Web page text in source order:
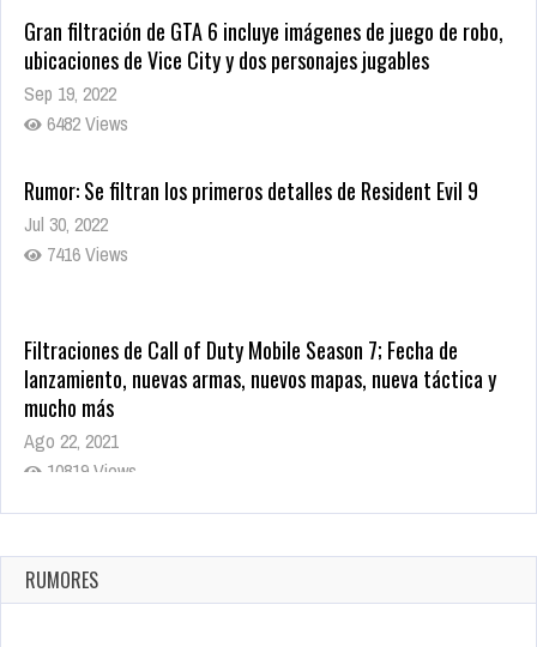
Gran filtración de GTA 6 incluye imágenes de juego de robo,
ubicaciones de Vice City y dos personajes jugables
Sep 19, 2022
6482 Views
Rumor: Se filtran los primeros detalles de Resident Evil 9
Jul 30, 2022
7416 Views
Filtraciones de Call of Duty Mobile Season 7; Fecha de
lanzamiento, nuevas armas, nuevos mapas, nueva táctica y
mucho más
Ago 22, 2021
10819 Views
La configuración de Call of Duty 2021 aparentemente ya fue
Ago 8, 2021
10004 Views
RUMORES